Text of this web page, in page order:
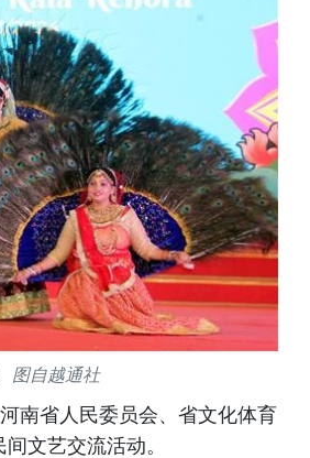
图自越通社
南省人民委员会、省文化体育
文艺交流活动。